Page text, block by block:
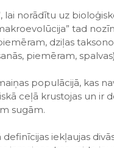
lai norādītu uz
tad
dziļas
piemēram,
populācijā, kas
ceļā krustojas un ir
sugām.
iekļaujas